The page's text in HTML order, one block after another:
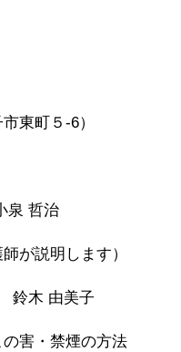
東町５-6）
泉 哲治
が説明します）
鈴木 由美子
害・禁煙の方法